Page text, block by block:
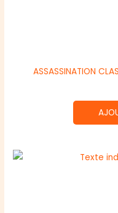
ASSASSINATION